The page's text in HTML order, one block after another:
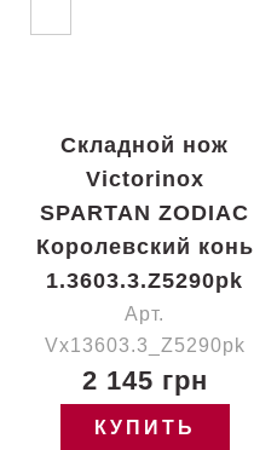
Складной нож
Victorinox
SPARTAN ZODIAC
Королевский конь
1.3603.3.Z5290pk
Арт.
Vx13603.3_Z5290pk
2 145 грн
КУПИТЬ